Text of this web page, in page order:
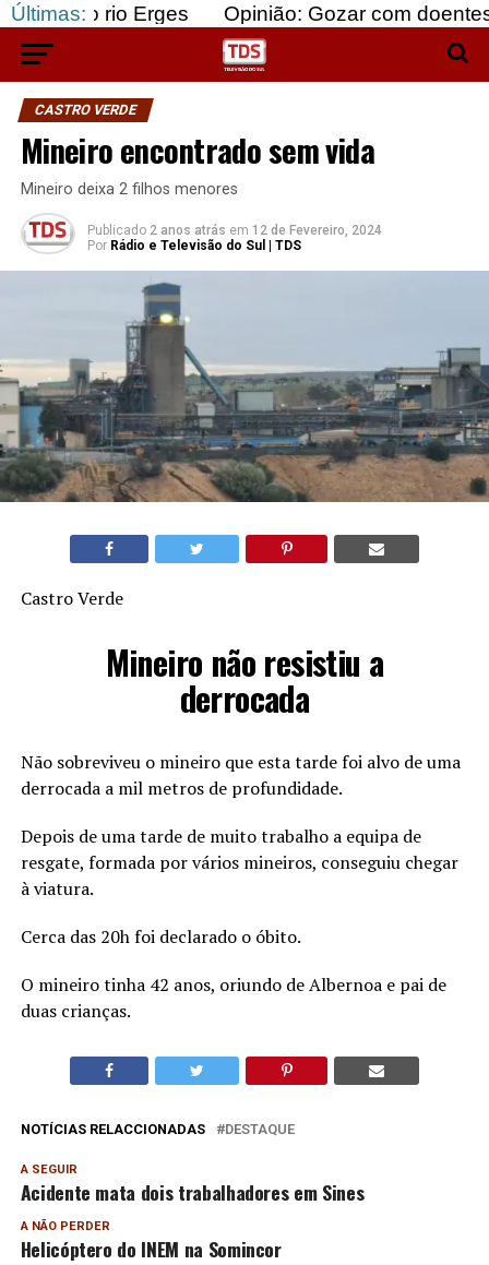
Últimas:
Erges Opinião: Gozar com doentes e bajular
CASTRO VERDE
Mineiro encontrado sem vida
Mineiro deixa 2 filhos menores
Publicado 2 anos atrás em 12 de Fevereiro, 2024
Por Rádio e Televisão do Sul | TDS
Castro Verde
Mineiro não resistiu a
derrocada
Não sobreviveu o mineiro que esta tarde foi alvo de uma
derrocada a mil metros de profundidade.
Depois de uma tarde de muito trabalho a equipa de
resgate, formada por vários mineiros, conseguiu chegar
à viatura.
Cerca das 20h foi declarado o óbito.
O mineiro tinha 42 anos, oriundo de Albernoa e pai de
duas crianças.
NOTÍCIAS RELACCIONADAS DESTAQUE
A SEGUIR
Acidente mata dois trabalhadores em Sines
A NÃO PERDER
Helicóptero do INEM na Somincor